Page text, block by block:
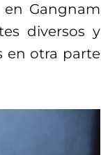
en Gangnam
diversos y
en otra parte